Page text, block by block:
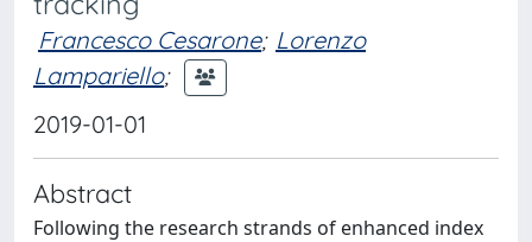
Francesco Cesarone; Lorenzo
Lampariello;
2019-01-01
Abstract
Following the research strands of enhanced index